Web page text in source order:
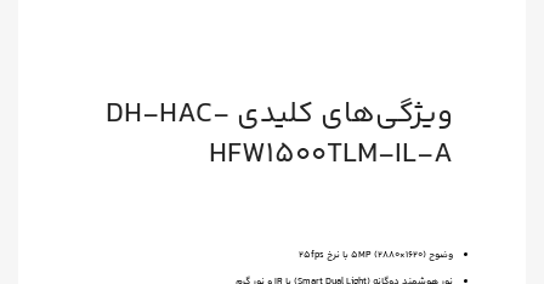
ویژگی‌های کلیدی DH-HAC-
HFW1500TLM-IL-A
وضوح ۵MP (2880×1620) با نرخ ۲۵fps